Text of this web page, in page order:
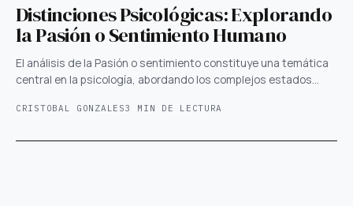
Distinciones Psicológicas: Explorando
la Pasión o Sentimiento Humano
El análisis de la Pasión o sentimiento constituye una temática
central en la psicología, abordando los complejos estados…
CRISTOBAL GONZALES3 MIN DE LECTURA